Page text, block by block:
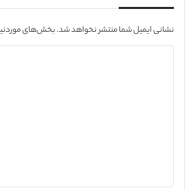
نشانی ایمیل شما منتشر نخواهد شد.بخش‌های